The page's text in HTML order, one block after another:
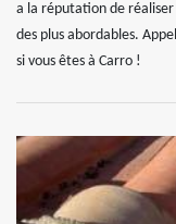
a la réputation de
des plus abordables.
si vous êtes à Carro !